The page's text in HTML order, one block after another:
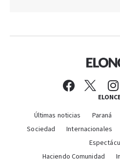
Últimas noticias Paraná
Sociedad
Internacionales
Haciendo Comunidad